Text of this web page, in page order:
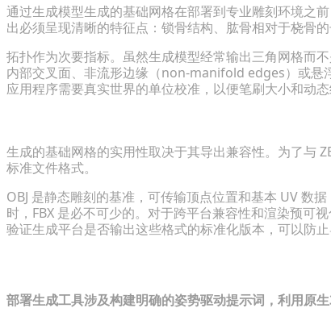
通过生成模型生成的基础网格在部署到专业雕刻环境之
出必须呈现清晰的特征点：锁骨结构、肱骨相对于桡骨
拓扑作为次要指标。虽然生成模型经常输出三角网格而
内部交叉面、非流形边缘（non-manifold edges）或悬
应用程序需要真实世界的单位校准，以便笔刷大小和动态
生成的基础网格的实用性取决于其导出兼容性。为了与
标准文件格式。
OBJ 是静态雕刻的基准，可传输顶点位置和基本 UV 数
时，FBX 是必不可少的。对于跨平台兼容性和渲染预可
验证生成平台是否输出这些格式的标准化版本，可以防
部署生成工具涉及构建明确的姿势驱动提示词，利用原